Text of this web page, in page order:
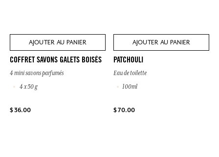
AJOUTER AU PANIER
COFFRET SAVONS GALETS BOISÉS
4 mini savons parfumés
4 x 50 g
$ 36.00
AJOUTER AU PANIER
PATCHOULI
Eau de toilette
100ml
$ 70.00